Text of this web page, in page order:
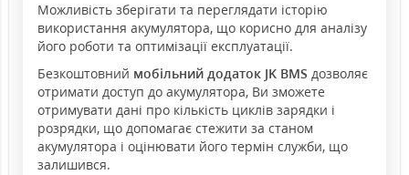
Можливість зберігати та переглядати історію
використання акумулятора, що корисно для аналізу
його роботи та оптимізації експлуатації.
Безкоштовний мобільний додаток JK BMS дозволяє
отримати доступ до акумулятора, Ви зможете
отримувати дані про кількість циклів зарядки і
розрядки, що допомагає стежити за станом
акумулятора і оцінювати його термін служби, що
залишився.